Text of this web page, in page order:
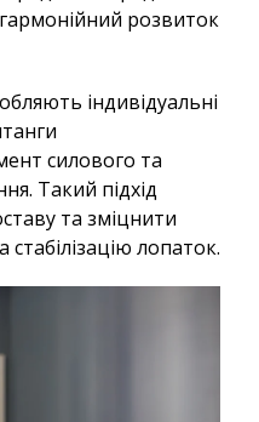
розвиток
індивідуальні
силового та
Такий підхід
та зміцнити
лопаток.